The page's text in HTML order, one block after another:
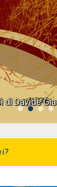
di Davide